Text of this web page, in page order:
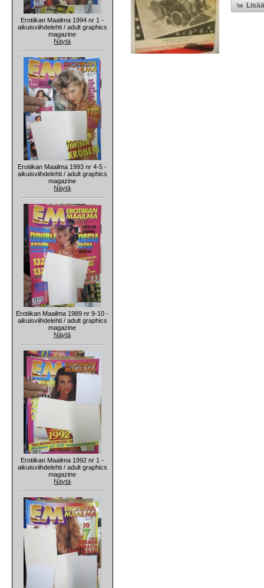
Erotiikan Maailma 1994 nr 1 -
aikuisviihdelehti / adult graphics
magazine
Näytä
Erotiikan Maailma 1993 nr 4-5 -
aikuisviihdelehti / adult graphics
magazine
Näytä
Erotiikan Maailma 1989 nr 9-10 -
aikuisviihdelehti / adult graphics
magazine
Näytä
Erotiikan Maailma 1992 nr 1 -
aikuisviihdelehti / adult graphics
magazine
Näytä